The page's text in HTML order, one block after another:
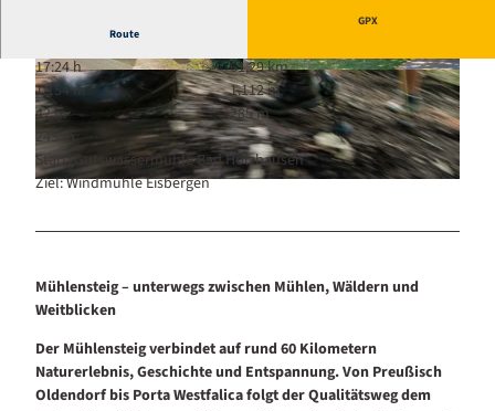
© Karsten Mosebach |CC-BY-SA
© Touristik Preußisch Oldendorf | CC-BY-SA © Die westfälischen Sieben |CC-BY-SA
Route
GPX
17:24 h
61,29 km
1.154 m
1.112 m
42 m
285 m
243 m
Start: Gutswassermühle Bad Holzhausen
Ziel: Windmühle Eisbergen
Mühlensteig – unterwegs zwischen Mühlen, Wäldern und
Weitblicken
Der Mühlensteig verbindet auf rund 60 Kilometern
Naturerlebnis, Geschichte und Entspannung. Von Preußisch
Oldendorf bis Porta Westfalica folgt der Qualitätsweg dem